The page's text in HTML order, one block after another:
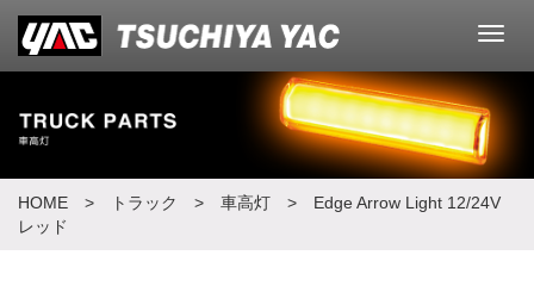
メ
ュ
ー
HOME > トラック > 車高灯 > Edge Arrow Light 12/24V
レッド